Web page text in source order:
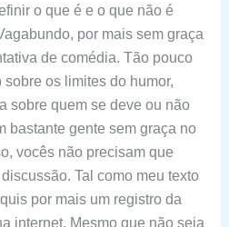
o que é e o que não é
por mais sem graça
de comédia. Tão pouco
os limites do humor,
sobre quem se deve ou não
bastante gente sem graça no
vocês não precisam que
Tal como meu texto
por mais um registro da
internet. Mesmo que não seja